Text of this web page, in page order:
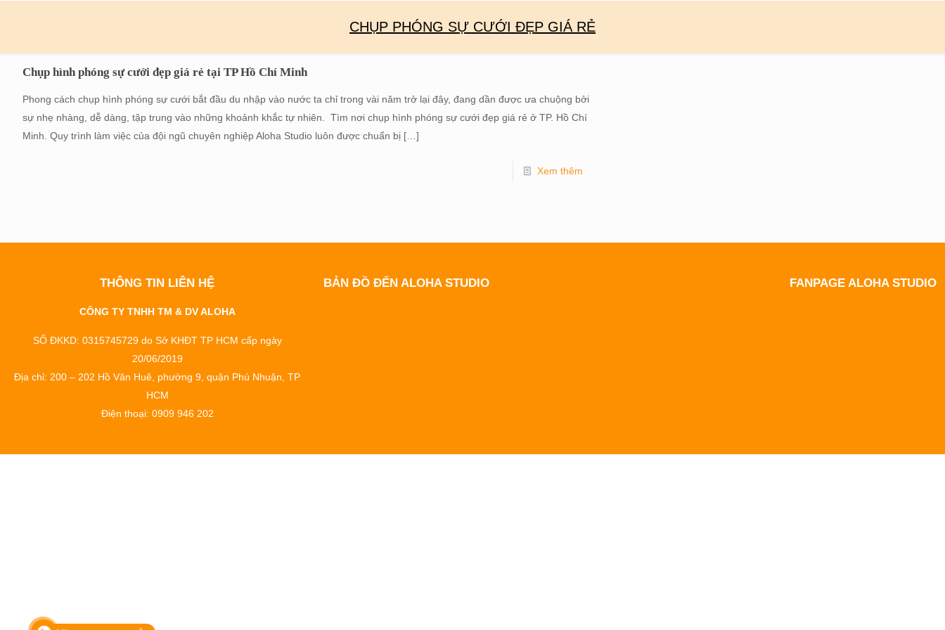
CHỤP PHÓNG SỰ CƯỚI ĐẸP GIÁ RẺ
Chụp hình phóng sự cưới đẹp giá rẻ tại TP Hồ Chí Minh
Phong cách chụp hình phóng sự cưới bắt đầu du nhập vào nước ta chỉ trong vài năm trở lại đây, đang dần được ưa chuộng bởi
sự nhẹ nhàng, dễ dàng, tập trung vào những khoảnh khắc tự nhiên. Tìm nơi chụp hình phóng sự cưới đẹp giá rẻ ở TP. Hồ Chí
Minh. Quy trình làm việc của đội ngũ chuyên nghiệp Aloha Studio luôn được chuẩn bị […]
Xem thêm
THÔNG TIN LIÊN HỆ
CÔNG TY TNHH TM & DV ALOHA
SỐ ĐKKD: 0315745729 do Sở KHĐT TP HCM cấp ngày
20/06/2019
Địa chỉ: 200 – 202 Hồ Văn Huê, phường 9, quận Phú Nhuận, TP
HCM
Điện thoại: 0909 946 202
BẢN ĐỒ ĐẾN ALOHA STUDIO FANPAGE ALOHA STUDIO